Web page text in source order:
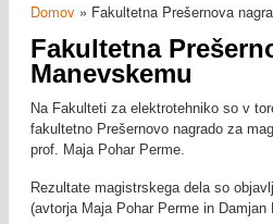
Domov » Fakultetna Prešernova
Fakultetna
Manevskemu
Na Fakulteti za elektrotehniko so v
fakultetno Prešernovo nagrado za
prof. Maja Pohar Perme.
Rezultate magistrskega dela so
(avtorja Maja Pohar Perme in Damjan